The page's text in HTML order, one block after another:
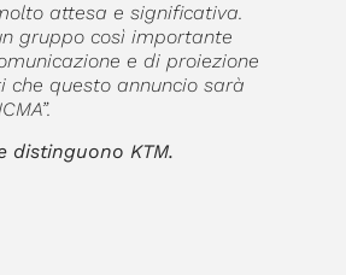
attesa e significativa.
gruppo così importante
e di proiezione
che questo annuncio sarà
distinguono KTM.